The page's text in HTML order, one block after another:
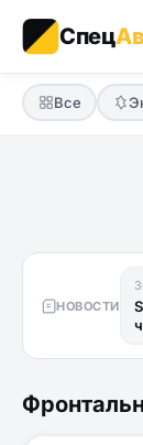
Спец
Все
НОВОСТИ